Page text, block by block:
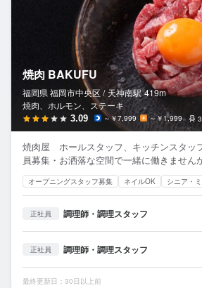
焼肉 BAKUFU
福岡県 福岡市中央区 / 天神南駅 419m
焼肉、ホルモン、ステーキ
3.09 ～￥7,999 ～￥1,999
焼肉屋 ホールスタッフ、キッチンスタッ
員募集・お洒落な空間で一緒に働きません
オープニングスタッフ募集 ネイルOK シニア・
正社員 調理師・調理スタッフ
正社員 調理師・調理スタッフ
最終更新日：30日以上前